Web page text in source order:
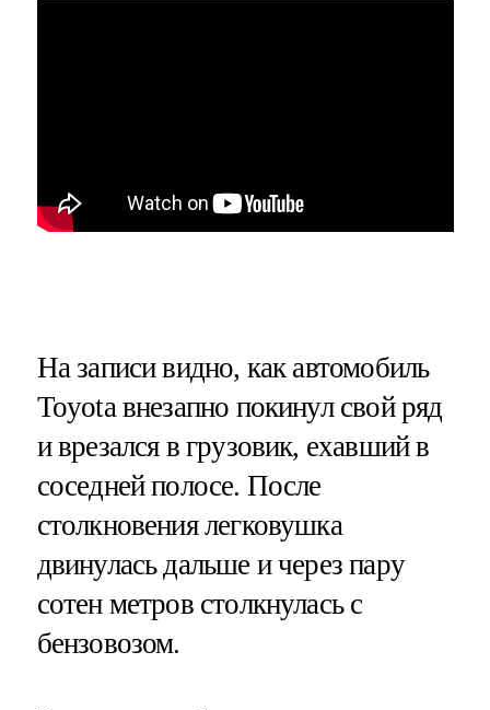
На записи видно, как автомобиль
Toyota внезапно покинул свой ряд
и врезался в грузовик, ехавший в
соседней полосе. После
столкновения легковушка
двинулась дальше и через пару
сотен метров столкнулась с
бензовозом.